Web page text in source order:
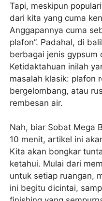
Tapi, meskipun
dari kita yang cuma
Anggapannya cuma
plafon”. Padahal, di
berbagai jenis gypsum
Ketidaktahuan inilah
masalah klasik: plafon
bergelombang, atau
rembesan air.
Nah, biar Sobat Mega
10 menit, artikel ini
Kita akan bongkar
ketahui. Mulai dari
untuk setiap ruangan,
ini begitu dicintai,